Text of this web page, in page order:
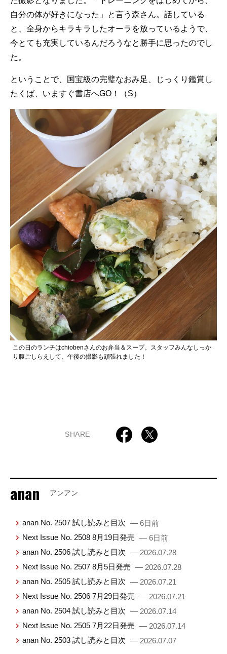
自分の体が好きになった」と言う森さん。話している
と、全身からキラキラしたオーラを放っているようで、
今とても充実しているんだろうなと勝手に思ったのでし
た。
ということで、国宝級の完璧なおみ足、じっくり鑑賞し
たくば、いますぐ書店へGO！（S）
この日のランチはchiobenさんのお弁当＆スープ。スタッフみんなしっか
り腹ごしらえして、午後の撮影も頑張れました！
SHARE
anan アンアン
anan No. 2507 試し読みと目次 — 6日前
Next Issue No. 2508 8月19日発売 — 6日前
anan No. 2506 試し読みと目次 — 2026.07.28
Next Issue No. 2507 8月5日発売 — 2026.07.28
anan No. 2505 試し読みと目次 — 2026.07.21
Next Issue No. 2506 7月29日発売 — 2026.07.21
anan No. 2504 試し読みと目次 — 2026.07.14
Next Issue No. 2505 7月22日発売 — 2026.07.14
anan No. 2503 試し読みと目次 — 2026.07.07